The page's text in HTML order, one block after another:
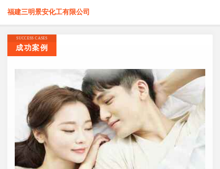
福建三明景安化工有限公司
SUCCESS CASES
成功案例